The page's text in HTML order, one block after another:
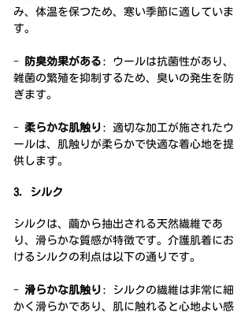
み、体温を保つため、寒い季節に適していま
す。
- 防臭効果がある : ウールは抗菌性があり、
雑菌の繁殖を抑制するため、臭いの発生を防
ぎます。
- 柔らかな肌触り : 適切な加工が施されたウ
ールは、肌触りが柔らかで快適な着心地を提
供します。
3. シルク
シルクは、繭から抽出される天然繊維であ
り、滑らかな質感が特徴です。介護肌着にお
けるシルクの利点は以下の通りです。
- 滑らかな肌触り : シルクの繊維は非常に細
かく滑らかであり、肌に触れると心地よい感